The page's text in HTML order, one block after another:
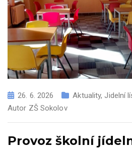
26. 6. 2026 Aktuality,Jidelní
Autor ZŠ Sokolov
Provoz školní